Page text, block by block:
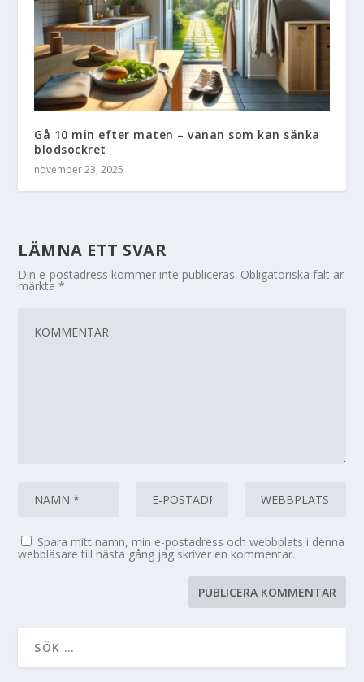
Gå 10 min efter maten – vanan som kan sänka
blodsockret
november 23, 2025
LÄMNA ETT SVAR
Din e-postadress kommer inte publiceras. Obligatoriska fält är
märkta*
Spara mitt namn, min e-postadress och webbplats i denna
webbläsare till nästa gång jag skriver en kommentar.